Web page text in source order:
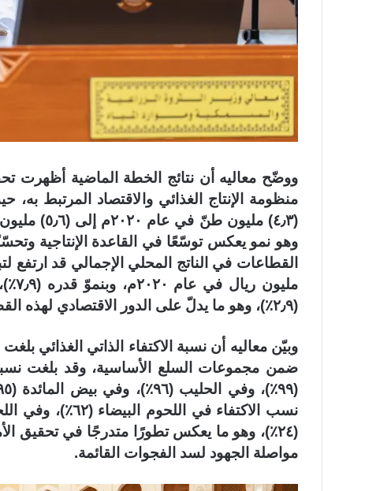
ووضّح معاليه أن نتائج الخطة الماضية
منظومة الإنتاج الغذائي والاقتصاد المرتبط
وهو نمو يعكس توسّعًا في القاعدة الإنتاجية
(٢٫٩٪)، وهو ما يدلّ على الدور الاقتصادي لهذه القطاعات.
(٢٤٪)، وهو ما يعكس تطورًا متدرجًا في تحقيق
مواصلة الجهود لسد الفجوات القائمة.